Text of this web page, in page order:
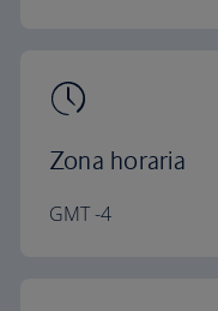
Zona horaria
GMT -4